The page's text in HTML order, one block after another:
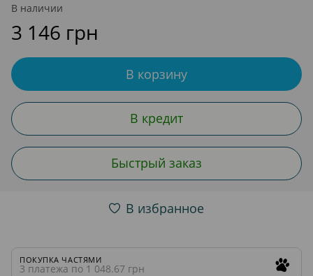
В наличии
3 146 грн
В корзину
В кредит
Быстрый заказ
В избранное
ПОКУПКА ЧАСТЯМИ
3 платежа по 1 048.67 грн